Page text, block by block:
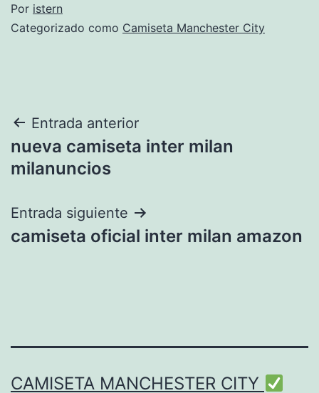
Por istern
Categorizado como Camiseta Manchester City
Navegación
de
Entrada anterior
nueva camiseta inter milan
milanuncios
Entrada siguiente
camiseta oficial inter milan amazon
CAMISETA MANCHESTER CITY